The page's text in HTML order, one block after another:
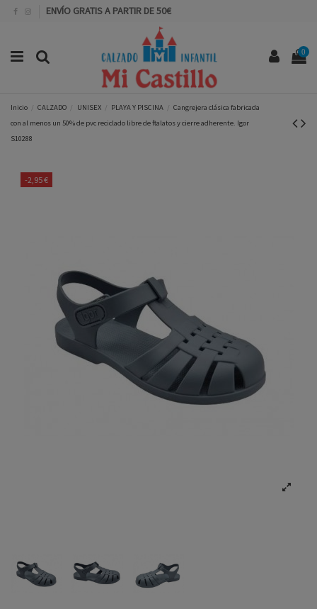
ENVÍO GRATIS A PARTIR DE 50€
0
Inicio CALZADO UNISEX PLAYA Y PISCINA
Cangrejera clásica fabricada
con al menos un 50% de pvc reciclado libre de ftalatos y cierre adherente. Igor
S10288
-2,95 €